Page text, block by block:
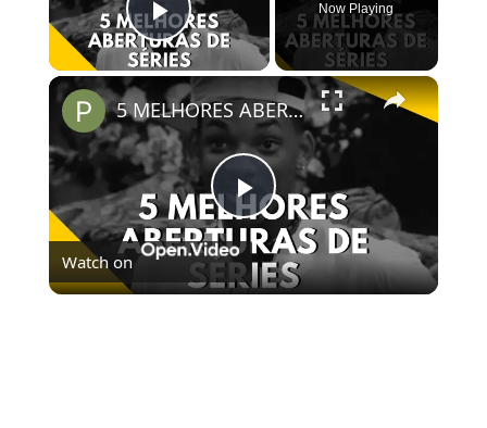
Play Video
Now Playing
×
Play
Video
5 MELHORES ABERTURAS DE SÉRIES | Pipocas Tv #13
Watch on